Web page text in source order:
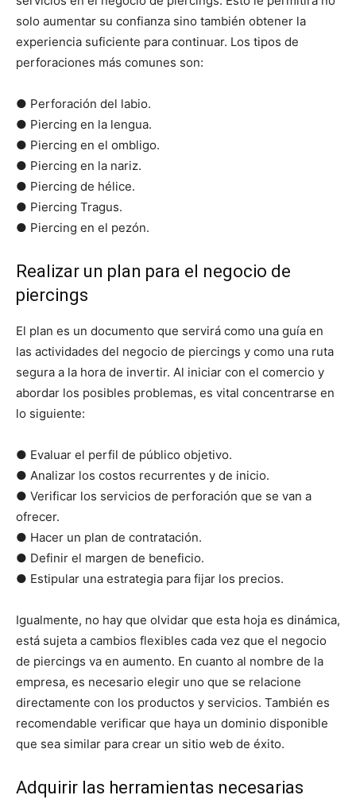
solo aumentar su confianza sino también obtener la
experiencia suficiente para continuar. Los tipos de
perforaciones más comunes son:
● Perforación del labio.
● Piercing en la lengua.
● Piercing en el ombligo.
● Piercing en la nariz.
● Piercing de hélice.
● Piercing Tragus.
● Piercing en el pezón.
Realizar un plan para el negocio de
piercings
El plan es un documento que servirá como una guía en
las actividades del negocio de piercings y como una ruta
segura a la hora de invertir. Al iniciar con el comercio y
abordar los posibles problemas, es vital concentrarse en
lo siguiente:
● Evaluar el perfil de público objetivo.
● Analizar los costos recurrentes y de inicio.
● Verificar los servicios de perforación que se van a
ofrecer.
● Hacer un plan de contratación.
● Definir el margen de beneficio.
● Estipular una estrategia para fijar los precios.
Igualmente, no hay que olvidar que esta hoja es dinámica,
está sujeta a cambios flexibles cada vez que el negocio
de piercings va en aumento. En cuanto al nombre de la
empresa, es necesario elegir uno que se relacione
directamente con los productos y servicios. También es
recomendable verificar que haya un dominio disponible
que sea similar para crear un sitio web de éxito.
Adquirir las herramientas necesarias